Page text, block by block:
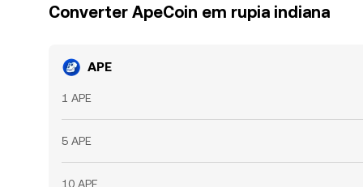
Converter ApeCoin em rupia indiana
APE
1 APE
5 APE
10 APE